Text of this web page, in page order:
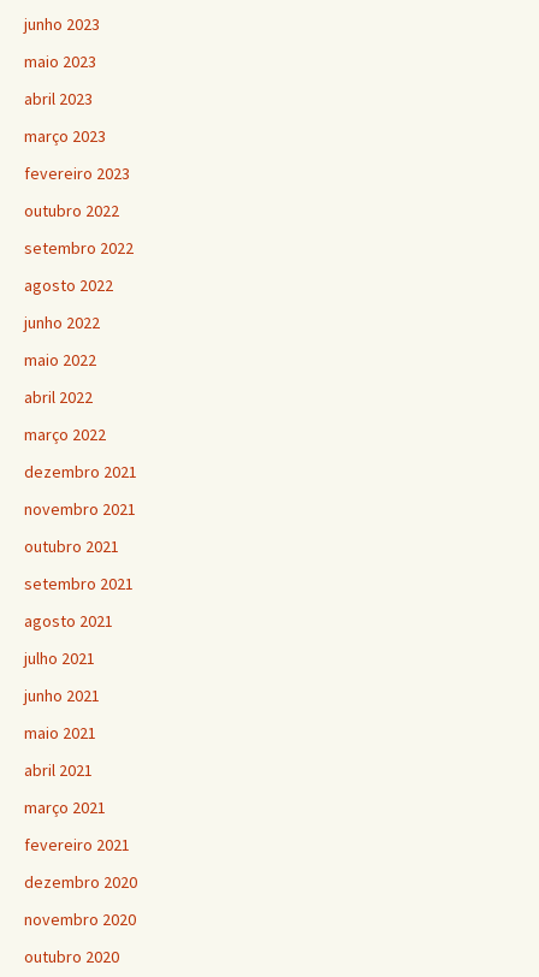
junho 2023
maio 2023
abril 2023
março 2023
fevereiro 2023
outubro 2022
setembro 2022
agosto 2022
junho 2022
maio 2022
abril 2022
março 2022
dezembro 2021
novembro 2021
outubro 2021
setembro 2021
agosto 2021
julho 2021
junho 2021
maio 2021
abril 2021
março 2021
fevereiro 2021
dezembro 2020
novembro 2020
outubro 2020